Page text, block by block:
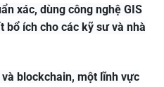
xác, dùng công nghệ GIS
bổ ích cho các kỹ sư và nhà
blockchain, một lĩnh vực